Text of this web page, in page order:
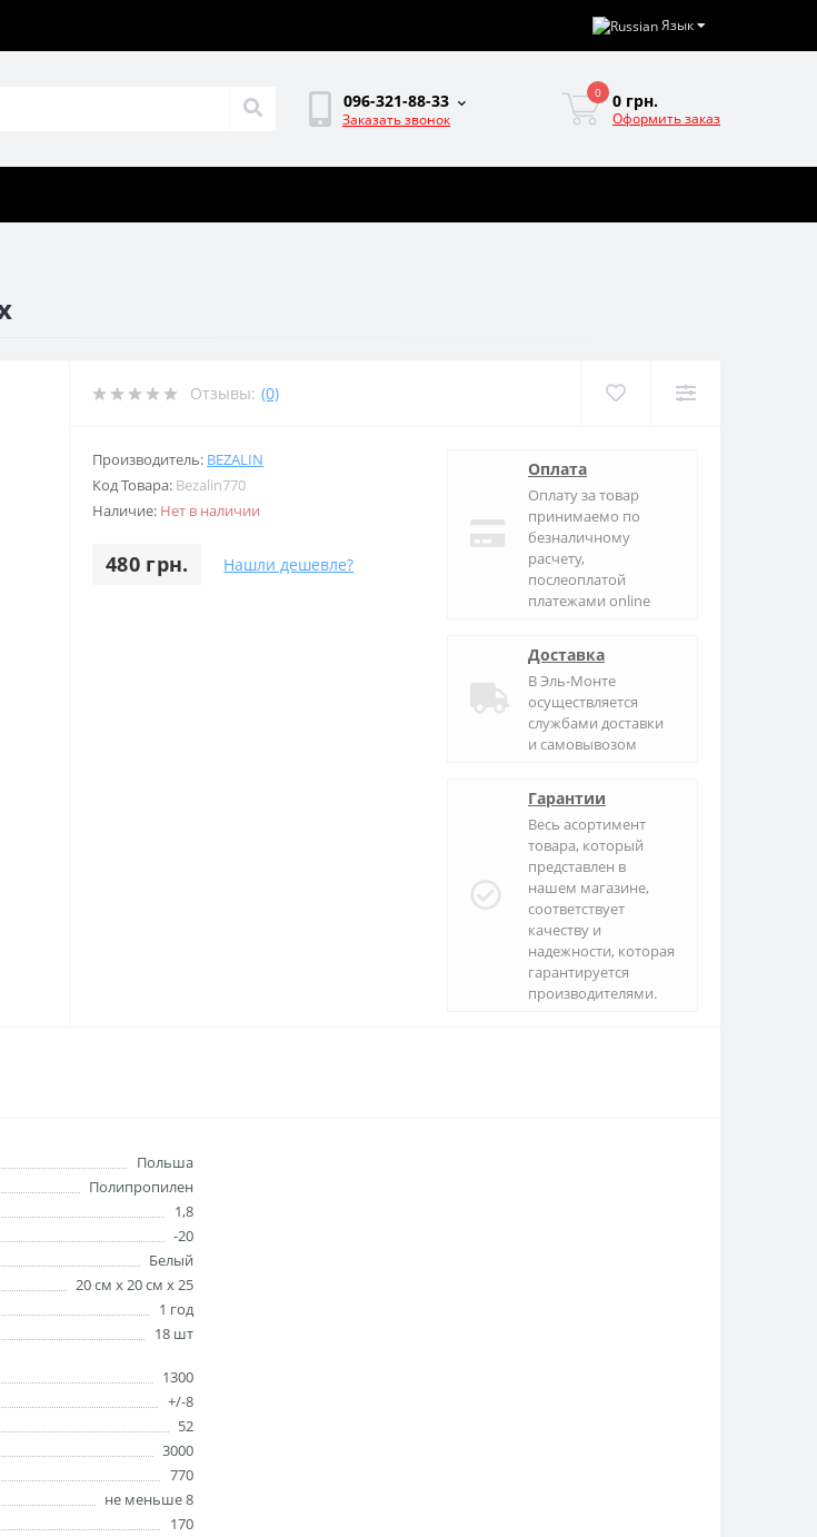
Язык
096-321-88-33
Заказать звонок
0 0 грн.
Оформить заказ
Отзывы: (0)
Производитель: BEZALIN
Код Товара: Bezalin770
Наличие: Нет в наличии
480 грн. Нашли дешевле?
Оплата
Оплату за товар
принимаемо по
безналичному
расчету,
послеоплатой
платежами online
Доставка
ВЭль-Монте
осуществляется
службами доставки
и самовывозом
Гарантии
Весь асортимент
товара, который
представлен в
нашем магазине,
соответствует
качеству и
надежности, которая
гарантируется
производителями.
Польша
Полипропилен
1,8
-20
Белый
20 см x 20 см x 25
1 год
18 шт
1300
+/-8
52
3000
770
не меньше 8
170